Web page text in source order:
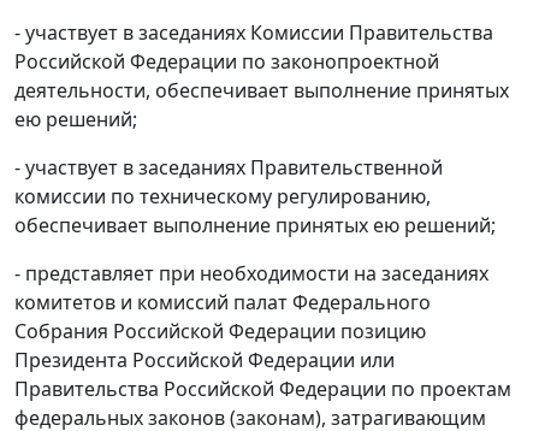
- участвует в заседаниях Комиссии Правительства
Российской Федерации по законопроектной
деятельности, обеспечивает выполнение принятых
ею решений;
- участвует в заседаниях Правительственной
комиссии по техническому регулированию,
обеспечивает выполнение принятых ею решений;
- представляет при необходимости на заседаниях
комитетов и комиссий палат Федерального
Собрания Российской Федерации позицию
Президента Российской Федерации или
Правительства Российской Федерации по проектам
федеральных законов (законам), затрагивающим